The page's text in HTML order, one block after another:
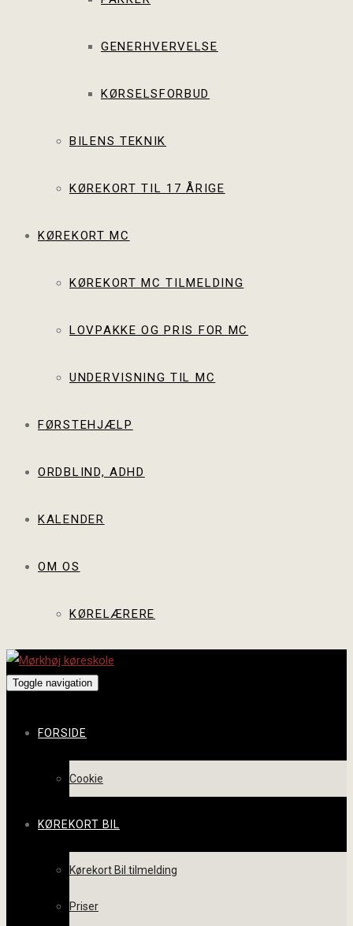
GENERHVERVELSE
KØRSELSFORBUD
BILENS TEKNIK
KØREKORT TIL 17 ÅRIGE
KØREKORT MC
KØREKORT MC TILMELDING
LOVPAKKE OG PRIS FOR MC
UNDERVISNING TIL MC
FØRSTEHJÆLP
ORDBLIND, ADHD
KALENDER
OM OS
KØRELÆRERE
Toggle navigation
FORSIDE
Cookie
KØREKORT BIL
Kørekort Bil tilmelding
Priser